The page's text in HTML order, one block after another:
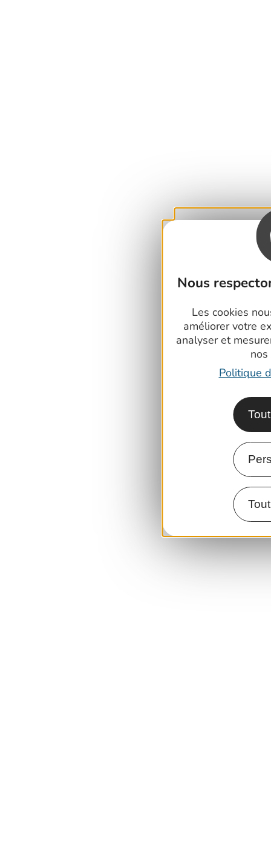
Nous
Les cookies
améliorer votre
analyser et
nos
Politique